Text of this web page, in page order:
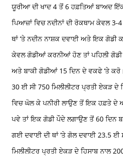
ਯੂਰੀਆ ਦੀ ਖਾਦ 4 ਤੋਂ 6 ਹਫ਼ਤਿਆਂ ਬਾਅਦ ਇੱਕ
ਪਿਆਜ਼ਾਂ ਵਿਚ ਨਦੀਨਾਂ ਦੀ ਰੋਕਥਾਮ ਕੇਵਲ 3-
ਥਾਂ ‘ਤੇ ਨਦੀਨ ਨਾਸ਼ਕ ਦਵਾਈ ਅਤੇ ਇਕ ਗੋਡੀ
ਕੇਵਲ ਗੋਡੀਆਂ ਕਰਨੀਆਂ ਹੋਣ ਤਾਂ ਪਹਿਲੀ ਗੋਡੀ
ਅਤੇ ਬਾਕੀ ਗੋਡੀਆਂ 15 ਦਿਨ ਦੇ ਵਕਫੇ ‘ਤੇ
30 ਈ ਸੀ 750 ਮਿਲੀਲੀਟਰ ਪ੍ਰਤੀ ਏਕੜ ਦੇ
ਵਿਚ ਘੋਲ ਕੇ ਪਨੀਰੀ ਲਾਉਣ ਤੋਂ ਇਕ ਹਫ਼ਤੇ
ਪਵੇ ਤਾਂ ਇਕ ਗੋਡੀ ਪੌਦੇ ਲਗਾਉਣ ਤੋਂ 60 ਦਿਨ
ਗਈ ਦਵਾਈ ਦੀ ਥਾਂ ‘ਤੇ ਗੋਲ ਦਵਾਈ 23.5 ਈ
ਮਿਲੀਲੀਟਰ ਪ੍ਰਤੀ ਏਕੜ ਦੇ ਹਿਸਾਬ ਨਾਲ